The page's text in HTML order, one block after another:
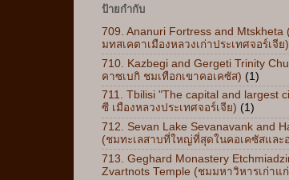
ป้ายกำกับ
709. Ananuri Fortress and Mtskheta
มทสเคตาเมืองหลวงเก่าประเทศจอร์เจีย)
710. Kazbegi and Gergeti Trinity
คาซเบกิ ชมเทือกเขาคอเคซัส) (1)
711. Tbilisi "The capital and largest
ซี เมืองหลวงประเทศจอร์เจีย) (1)
712. Sevan Lake Sevanavank and
(ชมทะเลสาบที่ใหญ่ที่สุดในคอเคซัสและ
713. Geghard Monastery
Zvartnots Temple (ชมมหาวิหารเก่าแ